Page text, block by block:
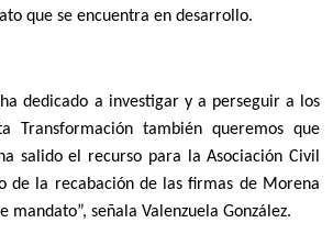
que se encuentra en desarrollo.
dedicado a investigar y a perseguir a los
Transformación también queremos que
salido el recurso para la Asociación Civil
de la recabación de las firmas de Morena
mandato”, señala Valenzuela González.